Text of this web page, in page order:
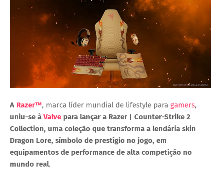
A Razer™, marca líder mundial de lifestyle para gamers,
uniu-se à Valve para lançar a Razer | Counter-Strike 2
Collection, uma coleção que transforma a lendária skin
Dragon Lore, símbolo de prestígio no jogo, em
equipamentos de performance de alta competição no
mundo real.